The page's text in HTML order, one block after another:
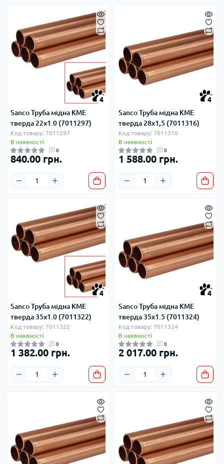
4
Sanco Труба мідна KME
тверда 22x1.0 (7011297)
Код товару: 7011297
В наявності
0
840.00 грн.
4
Sanco Труба мідна KME
тверда 28x1,5 (7011316)
Код товару: 7011316
В наявності
0
1 588.00 грн.
4
Sanco Труба мідна KME
тверда 35x1.0 (7011322)
Код товару: 7011322
В наявності
0
1 382.00 грн.
4
Sanco Труба мідна KME
тверда 35x1.5 (7011324)
Код товару: 7011324
В наявності
0
2 017.00 грн.